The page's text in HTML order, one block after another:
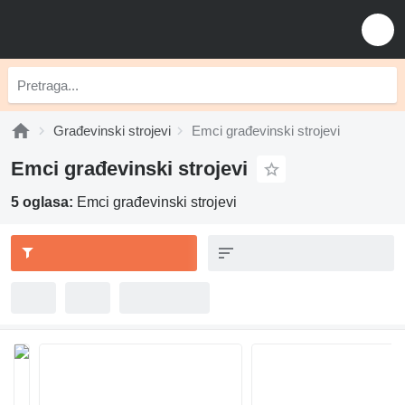
Građevinski strojevi Emci građevinski strojevi
Emci građevinski strojevi
5 oglasa: Emci građevinski strojevi